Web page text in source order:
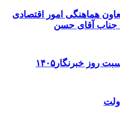
هماهنگی امور اقتصادی
جناب آقای حسن
روز خبرنگار۱۴۰۵